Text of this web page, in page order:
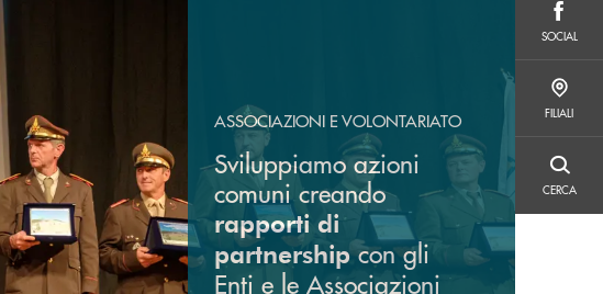
SOCIAL
FILIALI
CERCA
CERCA
ASSOCIAZIONI E VOLONTARIATO
Sviluppiamo azioni
comuni creando
rapporti di
partnershipcon gli
Enti e le Associazioni